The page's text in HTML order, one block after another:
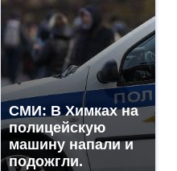
СМИ: В Химках на
полицейскую
машину напали и
подожгли.